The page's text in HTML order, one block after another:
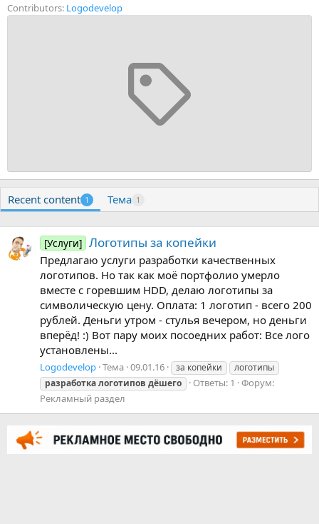
Contributors: Logodevelop
Recent content 1 Тема 1
[Услуги] Логотипы за копейки
Предлагаю услуги разработки качественных
логотипов. Но так как моё портфолио умерло
вместе с горевшим HDD, делаю логотипы за
символическую цену. Оплата: 1 логотип - всего 200
рублей. Деньги утром - стулья вечером, но деньги
вперёд! :) Вот пару моих посоедних работ: Все лого
установлены...
Logodevelop Тема 09.01.16 за копейки
логотипы
разработкалоготипов дёшего Ответы: 1
Форум:
Рекламный раздел